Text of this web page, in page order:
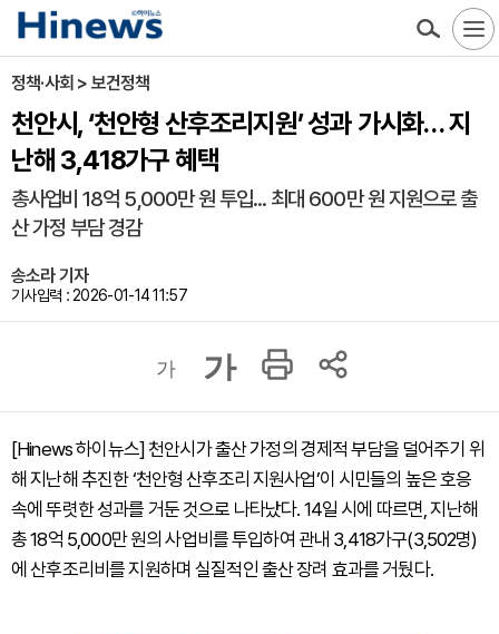
정책·사회 > 보건정책
천안시, ‘천안형 산후조리지원’ 성과 가시화… 지
난해 3,418가구 혜택
총사업비 18억 5,000만 원 투입... 최대 600만 원 지원으로 출
산 가정 부담 경감
송소라 기자
기사입력 : 2026-01-14 11:57
가 가
[Hinews 하이뉴스] 천안시가 출산 가정의 경제적 부담을 덜어주기 위
해 지난해 추진한 ‘천안형 산후조리 지원사업’이 시민들의 높은 호응
속에 뚜렷한 성과를 거둔 것으로 나타났다. 14일 시에 따르면, 지난해
총 18억 5,000만 원의 사업비를 투입하여 관내 3,418가구(3,502명)
에 산후조리비를 지원하며 실질적인 출산 장려 효과를 거뒀다.